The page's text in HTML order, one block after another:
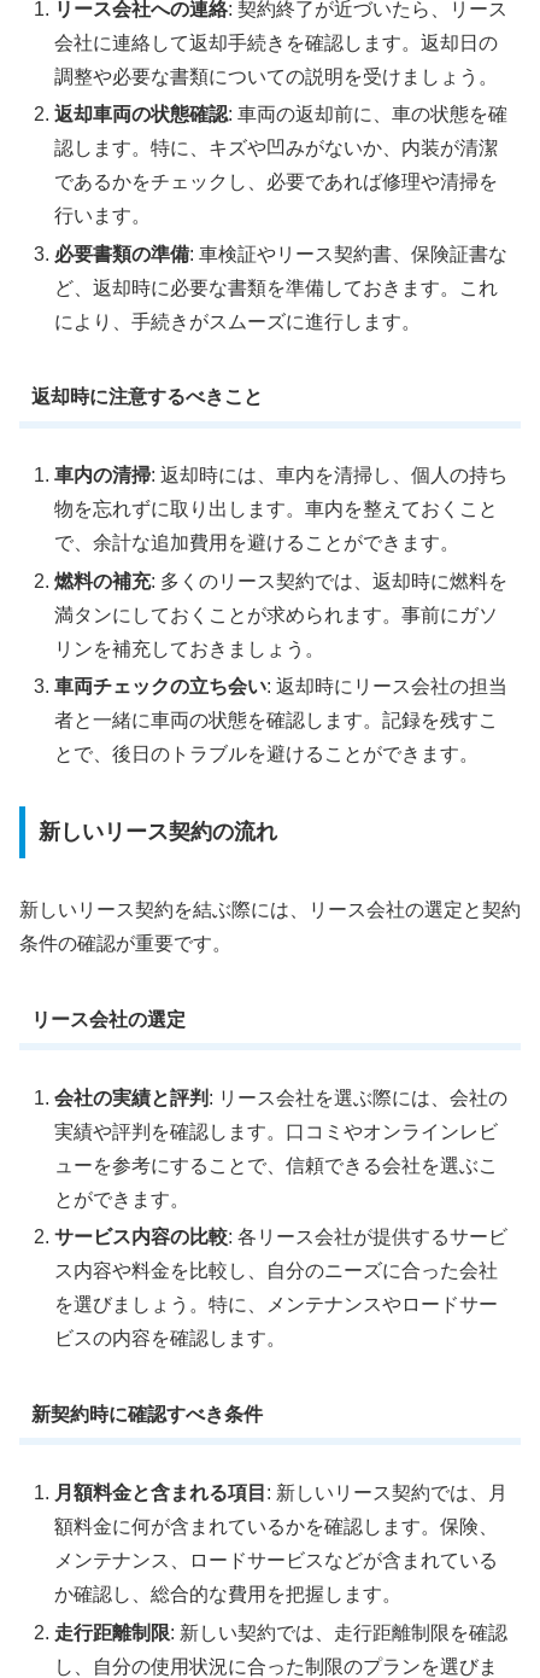
リース会社への連絡: 契約終了が近づいたら、リース
会社に連絡して返却手続きを確認します。返却日の
調整や必要な書類についての説明を受けましょう。
返却車両の状態確認: 車両の返却前に、車の状態を確
認します。特に、キズや凹みがないか、内装が清潔
であるかをチェックし、必要であれば修理や清掃を
行います。
必要書類の準備: 車検証やリース契約書、保険証書な
ど、返却時に必要な書類を準備しておきます。これ
により、手続きがスムーズに進行します。
返却時に注意するべきこと
車内の清掃: 返却時には、車内を清掃し、個人の持ち
物を忘れずに取り出します。車内を整えておくこと
で、余計な追加費用を避けることができます。
燃料の補充: 多くのリース契約では、返却時に燃料を
満タンにしておくことが求められます。事前にガソ
リンを補充しておきましょう。
車両チェックの立ち会い: 返却時にリース会社の担当
者と一緒に車両の状態を確認します。記録を残すこ
とで、後日のトラブルを避けることができます。
新しいリース契約の流れ
新しいリース契約を結ぶ際には、リース会社の選定と契約
条件の確認が重要です。
リース会社の選定
会社の実績と評判 : リース会社を選ぶ際には、会社の
実績や評判を確認します。口コミやオンラインレビ
ューを参考にすることで、信頼できる会社を選ぶこ
とができます。
サービス内容の比較: 各リース会社が提供するサービ
ス内容や料金を比較し、自分のニーズに合った会社
を選びましょう。特に、メンテナンスやロードサー
ビスの内容を確認します。
新契約時に確認すべき条件
月額料金と含まれる項目 : 新しいリース契約では、月
額料金に何が含まれているかを確認します。保険、
メンテナンス、ロードサービスなどが含まれている
か確認し、総合的な費用を把握します。
走行距離制限: 新しい契約では、走行距離制限を確認
し、自分の使用状況に合った制限のプランを選びま